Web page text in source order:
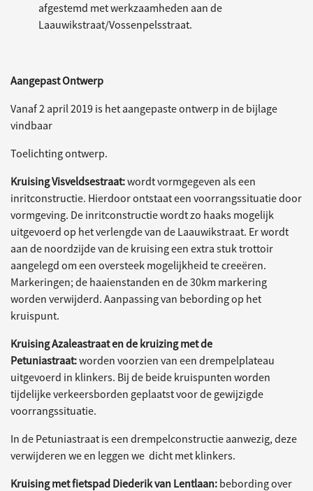
afgestemd met werkzaamheden aan de
Laauwikstraat/Vossenpelsstraat.
Aangepast Ontwerp
Vanaf 2 april 2019 is het aangepaste ontwerp in de bijlage
vindbaar
Toelichting ontwerp.
Kruising Visveldsestraat:wordt vormgegeven als een
inritconstructie. Hierdoor ontstaat een voorrangssituatie door
vormgeving. De inritconstructie wordt zo haaks mogelijk
uitgevoerd op het verlengde van de Laauwikstraat. Er wordt
aan de noordzijde van de kruising een extra stuk trottoir
aangelegd om een oversteek mogelijkheid te creeëren.
Markeringen; de haaienstanden en de 30km markering
worden verwijderd. Aanpassing van bebording op het
kruispunt.
Kruising Azaleastraat en de kruizing met de
Petuniastraat:worden voorzien van een drempelplateau
uitgevoerd in klinkers. Bij de beide kruispunten worden
tijdelijke verkeersborden geplaatst voor de gewijzigde
voorrangssituatie.
In de Petuniastraat is een drempelconstructie aanwezig, deze
verwijderen we en leggen we dicht met klinkers.
Kruising met fietspad Diederik van Lentlaan: bebording over